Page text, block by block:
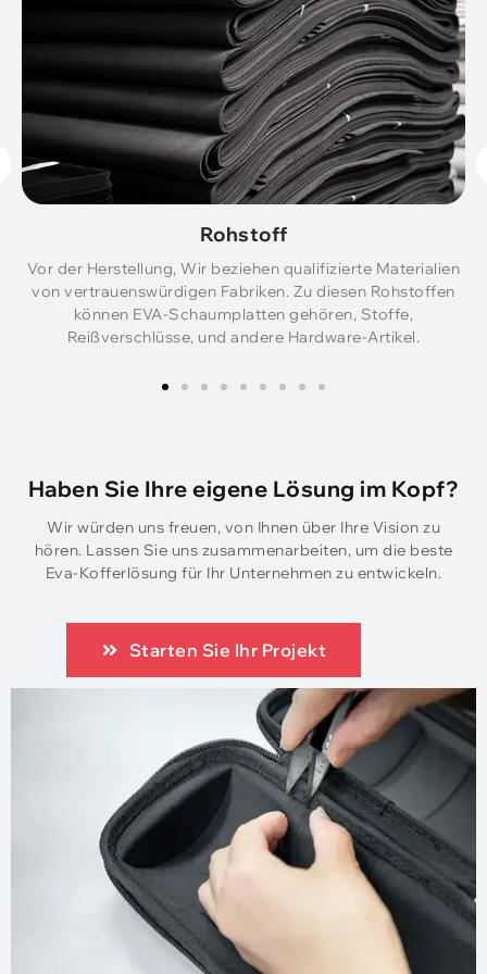
Rohstoff
Vor der Herstellung, Wir beziehen qualifizierte Materialien
von vertrauenswürdigen Fabriken. Zu diesen Rohstoffen
können EVA-Schaumplatten gehören, Stoffe,
Reißverschlüsse, und andere Hardware-Artikel.
Haben Sie Ihre eigene Lösung im Kopf?
Wir würden uns freuen, von Ihnen über Ihre Vision zu
hören. Lassen Sie uns zusammenarbeiten, um die beste
Eva-Kofferlösung für Ihr Unternehmen zu entwickeln.
Starten Sie Ihr Projekt